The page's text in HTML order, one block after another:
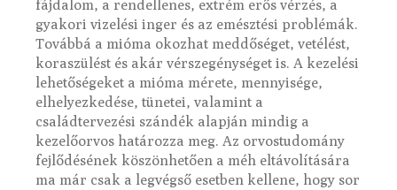
fájdalom, a rendellenes, extrém erős vérzés, a
gyakori vizelési inger és az emésztési problémák.
Továbbá a mióma okozhat meddőséget, vetélést,
koraszülést és akár vérszegénységet is. A kezelési
lehetőségeket a mióma mérete, mennyisége,
elhelyezkedése, tünetei, valamint a
családtervezési szándék alapján mindig a
kezelőorvos határozza meg. Az orvostudomány
fejlődésének köszönhetően a méh eltávolítására
ma már csak a legvégső esetben kellene, hogy sor